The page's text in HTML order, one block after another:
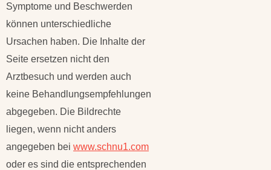
Symptome und Beschwerden
können unterschiedliche
Ursachen haben. Die Inhalte der
Seite ersetzen nicht den
Arztbesuch und werden auch
keine Behandlungsempfehlungen
abgegeben. Die Bildrechte
liegen, wenn nicht anders
angegeben bei www.schnu1.com
oder es sind die entsprechenden